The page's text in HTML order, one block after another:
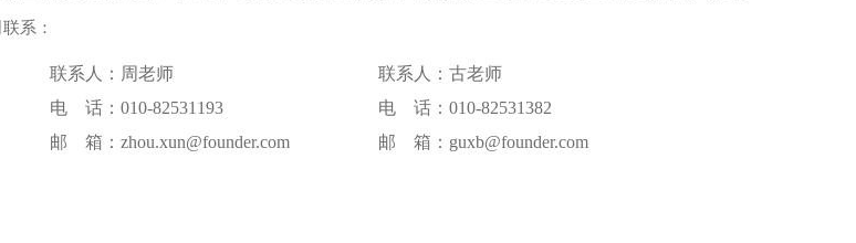
系：
联系人：周老师
电 话：010-82531193
邮 箱：zhou.xun@founder.com
联系人：古老师
电 话：010-82531382
邮 箱：guxb@founder.com